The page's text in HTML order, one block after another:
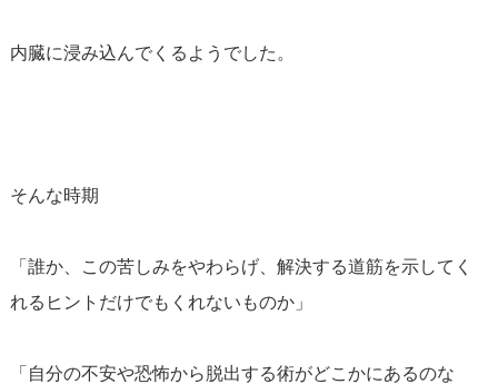
内臓に浸み込んでくるようでした。
そんな時期
「誰か、この苦しみをやわらげ、解決する道筋を示してく
れるヒントだけでもくれないものか」
「自分の不安や恐怖から脱出する術がどこかにあるのな